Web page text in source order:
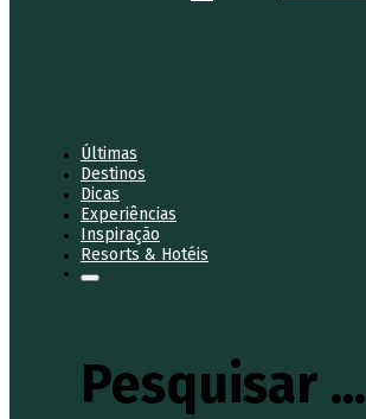
Últimas
Destinos
Dicas
Experiências
Inspiração
Resorts & Hotéis
Pesquisar ...